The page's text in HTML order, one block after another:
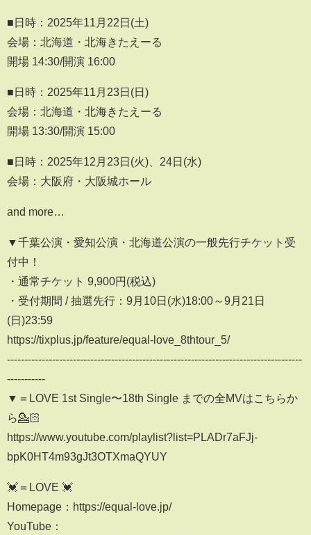
■日時：2025年11月22日(土)
会場：北海道・北海きたえーる
開場 14:30/開演 16:00
■日時：2025年11月23日(日)
会場：北海道・北海きたえーる
開場 13:30/開演 15:00
■日時：2025年12月23日(火)、24日(水)
会場：大阪府・大阪城ホール
and more…
▼千葉公演・愛知公演・北海道公演の一般先行チケット受
付中！
・通常チケット 9,900円(税込)
・受付期間 / 抽選先行：9月10日(水)18:00～9月21日
(日)23:59
https://tixplus.jp/feature/equal-love_8thtour_5/
-------------------------------------------------------------------------------------
-----------
▼＝LOVE 1st Single〜18th Single までの全MVはこちらか
ら💁🏻​​
https://www.youtube.com/playlist?list=PLADr7aFJj-
bpK0HT4m93gJt3OTXmaQYUY
💓＝LOVE 💓
Homepage：https://equal-love.jp/
YouTube：